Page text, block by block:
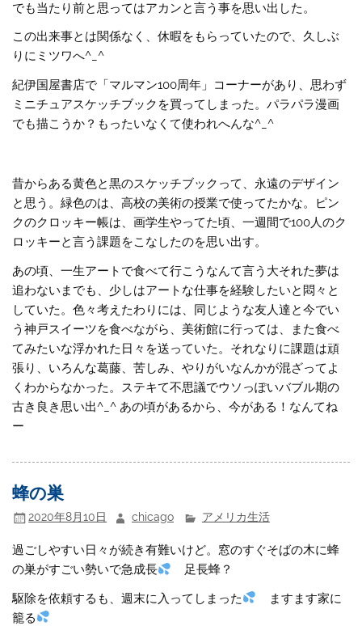
でも当たり前と思ってはアカンと言う事を思い出した。
この出来事とは関係なく、休暇をもらっていたので、久しぶ
りにミツワへ^_^
紀伊国屋書店で「マルマン100周年」コーナーがあり、思わず
ミニチュアスケッチブックを買ってしまった。パラパラ漫画
でも描こうか？もったいなくて使われへんな^_^
昔からある黄色と黒のスケッチブックって、永遠のデザイン
と思う。緑色のは、高校の美術の授業で使ってたかな。ピン
クのクロッキー帳は、画学生やってた頃、一週間で100人のク
ロッキーと言う課題をこなしたのを思い出す。
あの頃、一生アートで食べて行こうなんて言う大それた夢は
追わないまでも、少しはアートな仕事を経験したいと悶々と
していた。色々考えたわりには、同じような友人達と今でい
う神戸スイーツを食べながら、美術館に行っては、また食べ
てみたいな浮かれた日々を送っていた。それなりに課題は頑
張り、いろんな葛藤、苦しみ、やりがいなんかが混ざってよ
くわからなかった。ステキて不思議でウソっぽいバブル期の
古き良き思い出^_^ あの頃があるから、今がある！なんてね
ー
蜂の巣
2020年8月10日 chicago アメリカ生活
過ごしやすい日々が続き有難いけど。窓のすぐそばの木に蜂
の巣がすごい勢いで急成長
足長蜂？
駆除を依頼するも、週末に入ってしまった
ますます家に
籠る